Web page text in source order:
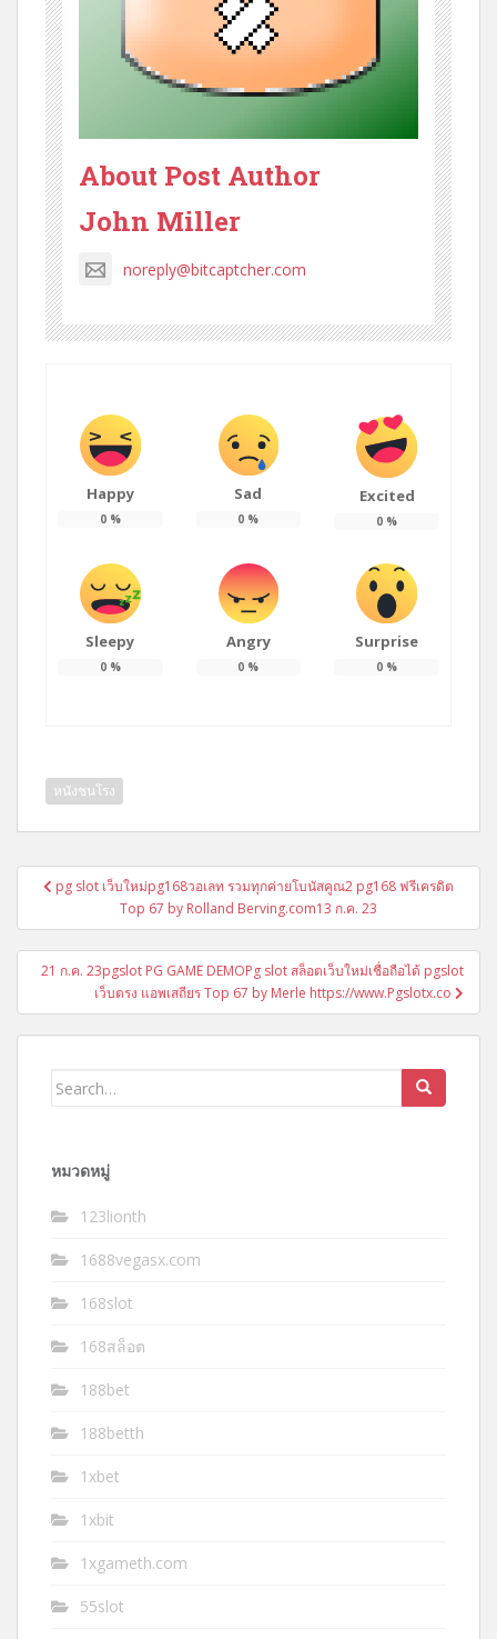
About Post Author
John Miller
noreply@bitcaptcher.com
Happy
0%
Sad
0 %
Excited
0 %
Sleepy
0%
Angry
0 %
Surprise
0 %
หนังชนโรง
แนะแนว
pg slot เว็บใหม่pg168วอเลท รวมทุกค่ายโบนัสคูณ2 pg168 ฟรีเครดิต
Top 67 by Rolland Berving.com13 ก.ค. 23
21 ก.ค. 23pgslot PG GAME DEMOPg slot สล็อตเว็บใหม่เชื่อถือได้ pgslot
เว็บตรง แอพเสถียร Top 67 by Merle https://www.Pgslotx.co
Search
หมวดหมู่
123lionth
1688vegasx.com
168slot
168สล็อต
188bet
188betth
1xbet
1xbit
1xgameth.com
55slot